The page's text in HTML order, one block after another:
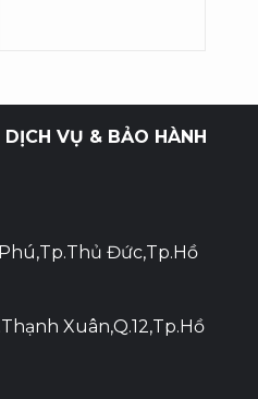
VỤ & BẢO HÀNH
Đức,Tp.Hồ
Xuân,Q.12,Tp.Hồ